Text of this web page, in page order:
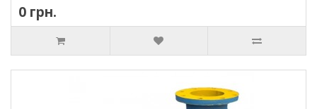
0 грн.